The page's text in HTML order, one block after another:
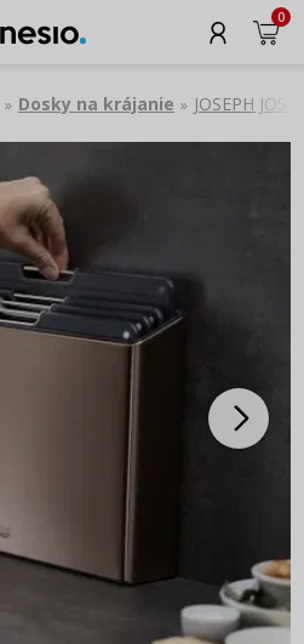
0
» Dosky na krájanie » JOSEPH